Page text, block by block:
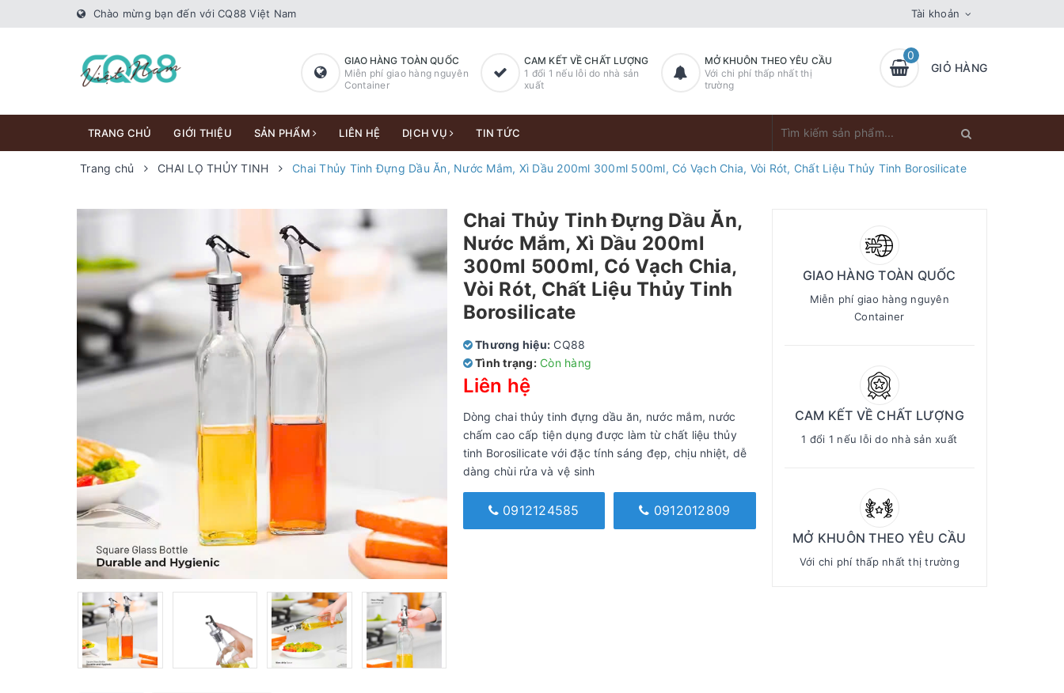
Chào mừng bạn đến với CQ88 Việt Nam Tài khoản
GIAO HÀNG TOÀN QUỐC
Miễn phí giao hàng nguyên
Container
CAM KẾT VỀ CHẤT LƯỢNG
1 đổi 1 nếu lỗi do nhà sản
xuất
MỞ KHUÔN THEO YÊU CẦU
Với chi phí thấp nhất thị
trường
0
GIỎ HÀNG
TRANG CHỦ GIỚI THIỆU SẢN PHẨM LIÊN HỆ DỊCH VỤ TIN TỨC
Trang chủ CHAI LỌ THỦY TINH Chai Thủy Tinh Đựng Dầu Ăn, Nước Mắm, Xì Dầu 200ml 300ml 500ml, Có Vạch Chia, Vòi Rót, Chất Liệu Thủy Tinh Borosilicate
Chai Thủy Tinh Đựng Dầu Ăn,
Nước Mắm, Xì Dầu 200ml
300ml 500ml, Có Vạch Chia,
Vòi Rót, Chất Liệu Thủy Tinh
Borosilicate
Thương hiệu: CQ88
Tình trạng: Còn hàng
Liên hệ
Dòng chai thủy tinh đựng dầu ăn, nước mắm, nước
chấm cao cấp tiện dụng được làm từ chất liệu thủy
tinh Borosilicate với đặc tính sáng đẹp, chịu nhiệt, dễ
dàng chùi rửa và vệ sinh
0912124585 0912012809
GIAO HÀNG TOÀN QUỐC
Miễn phí giao hàng nguyên
Container
CAM KẾT VỀ CHẤT LƯỢNG
1 đổi 1 nếu lỗi do nhà sản xuất
MỞ KHUÔN THEO YÊU CẦU
Với chi phí thấp nhất thị trường